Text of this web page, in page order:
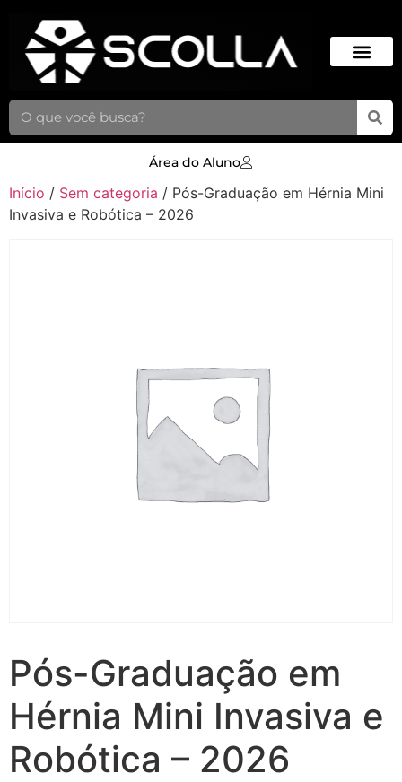
Área do Aluno
Início / Sem categoria / Pós-Graduação em Hérnia Mini
Invasiva e Robótica – 2026
Pós-Graduação em
Hérnia Mini Invasiva e
Robótica – 2026